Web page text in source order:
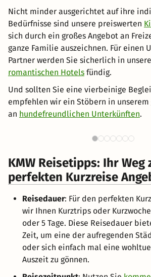
Nicht minder ausgerichtet auf ihre
Bedürfnisse sind unsere preiswerten
sich durch ein großes Angebot an
ganze Familie auszeichnen. Für einen
Partner werden Sie sicherlich in
romantischen Hotels fündig.
Und sollten Sie eine vierbeinige
empfehlen wir ein Stöbern in
an hundefreundlichen Unterkünften.
KMW Reisetipps: Ihr Weg
perfekten Kurzreise
Reisedauer: Für den perfekten
wir Ihnen Kurztrips oder
oder 5 Tage. Diese Reisedauer
Zeit, um eine der aufregenden
oder sich einfach mal eine
Auszeit zu gönnen.